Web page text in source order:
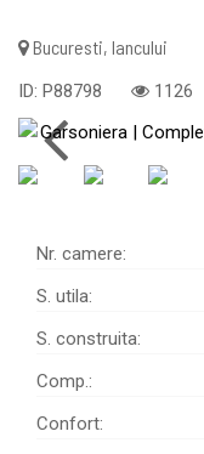
Bucuresti, Iancului
ID: P88798 1126
Nr. camere:
S. utila:
S. construita:
Comp.:
Confort: